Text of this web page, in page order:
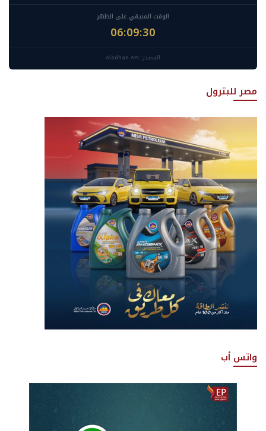
الوقت المتبقي على الظهر
06:09:28
المصدر: Aladhan API
مصر للبترول
واتس أب